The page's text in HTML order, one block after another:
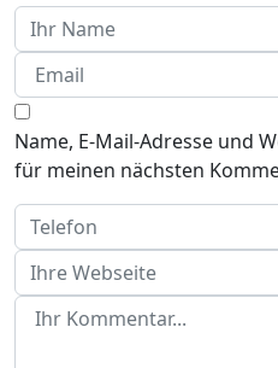
Name, E-Mail-Adresse und
für meinen nächsten